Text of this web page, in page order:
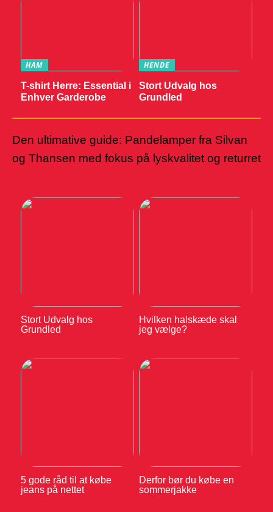
HAM
T-shirt Herre: Essential i
Enhver Garderobe
HENDE
Stort Udvalg hos
Grundled
Den ultimative guide: Pandelamper fra Silvan
og Thansen med fokus på lyskvalitet og returret
Stort Udvalg hos
Grundled
Hvilken halskæde skal
jeg vælge?
5 gode råd til at købe
jeans på nettet
Derfor bør du købe en
sommerjakke